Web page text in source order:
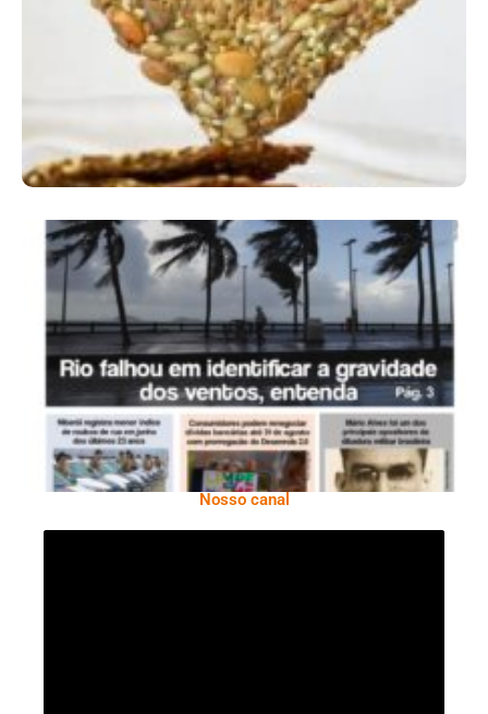
Comer Bem: Cracker De Sementes
Ano X – Número 366 01 A 07 De Agosto De
2026
Nosso canal